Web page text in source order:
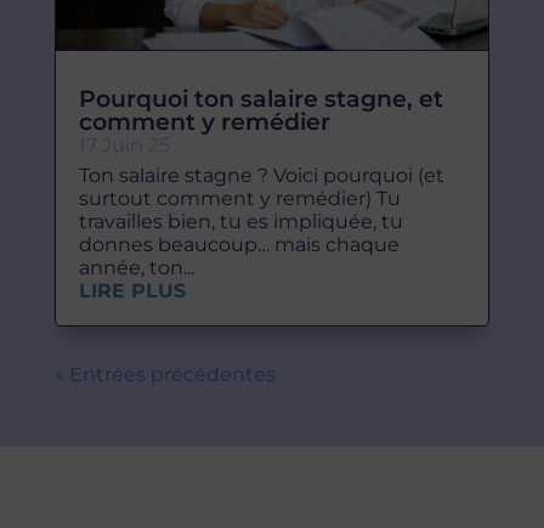
Pourquoi ton salaire stagne, et
comment y remédier
17 Juin 25
Ton salaire stagne ? Voici pourquoi (et
surtout comment y remédier) Tu
travailles bien, tu es impliquée, tu
donnes beaucoup… mais chaque
année, ton...
LIRE PLUS
« Entrées précédentes